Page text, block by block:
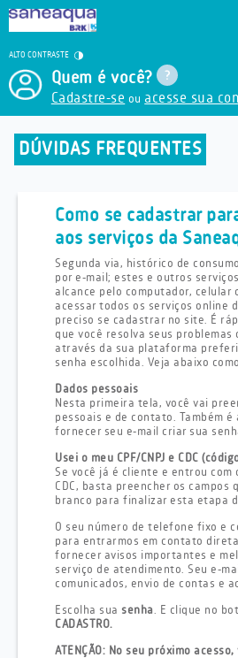
ALTO CONTRASTE
Quem é você?
Cadastre-se ou acesse sua
DÚVIDAS FREQUENTES
Como se cadastrar
aos serviços da
Segunda via, histórico de
por e-mail; estes e outros
alcance pelo computador, celular
acessar todos os serviços online
preciso se cadastrar no site. É
que você resolva seus problemas
através da sua plataforma
senha escolhida. Veja abaixo
Dados pessoais
Nesta primeira tela, você vai
pessoais e de contato. Também é
fornecer seu e-mail criar sua
Usei o meu CPF/CNPJ e CDC
Se você já é cliente e entrou com o
CDC, basta preencher os campos
branco para finalizar esta etapa
O seu número de telefone fixo e
para entrarmos em contato
fornecer avisos importantes e
serviço de atendimento. Seu e-
comunicados, envio de contas e
Escolha sua senha. E clique no
CADASTRO.
ATENÇÃO: No seu próximo